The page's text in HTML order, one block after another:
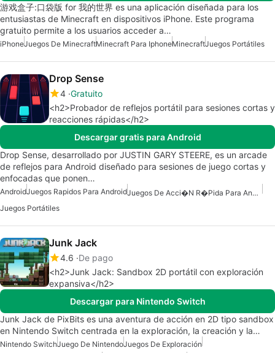
游戏盒子:口袋版 for 我的世界 es una aplicación diseñada para los
entusiastas de Minecraft en dispositivos iPhone. Este programa
gratuito permite a los usuarios acceder a…
iPhoneJuegos De MinecraftMinecraft Para IphoneMinecraftJuegos Portátiles
Drop Sense
4 Gratuito
<h2>Probador de reflejos portátil para sesiones cortas y
reacciones rápidas</h2>
Descargar gratis para Android
Drop Sense, desarrollado por JUSTIN GARY STEERE, es un arcade
de reflejos para Android diseñado para sesiones de juego cortas y
enfocadas que ponen…
AndroidJuegos Rapidos Para Android
Juegos De Acci�n R�pida Para Android
Juegos Portátiles
Junk Jack
4.6 De pago
<h2>Junk Jack: Sandbox 2D portátil con exploración
expansiva</h2>
Descargar para Nintendo Switch
Junk Jack de PixBits es una aventura de acción en 2D tipo sandbox
en Nintendo Switch centrada en la exploración, la creación y la…
Nintendo SwitchJuego De NintendoJuegos De Exploración